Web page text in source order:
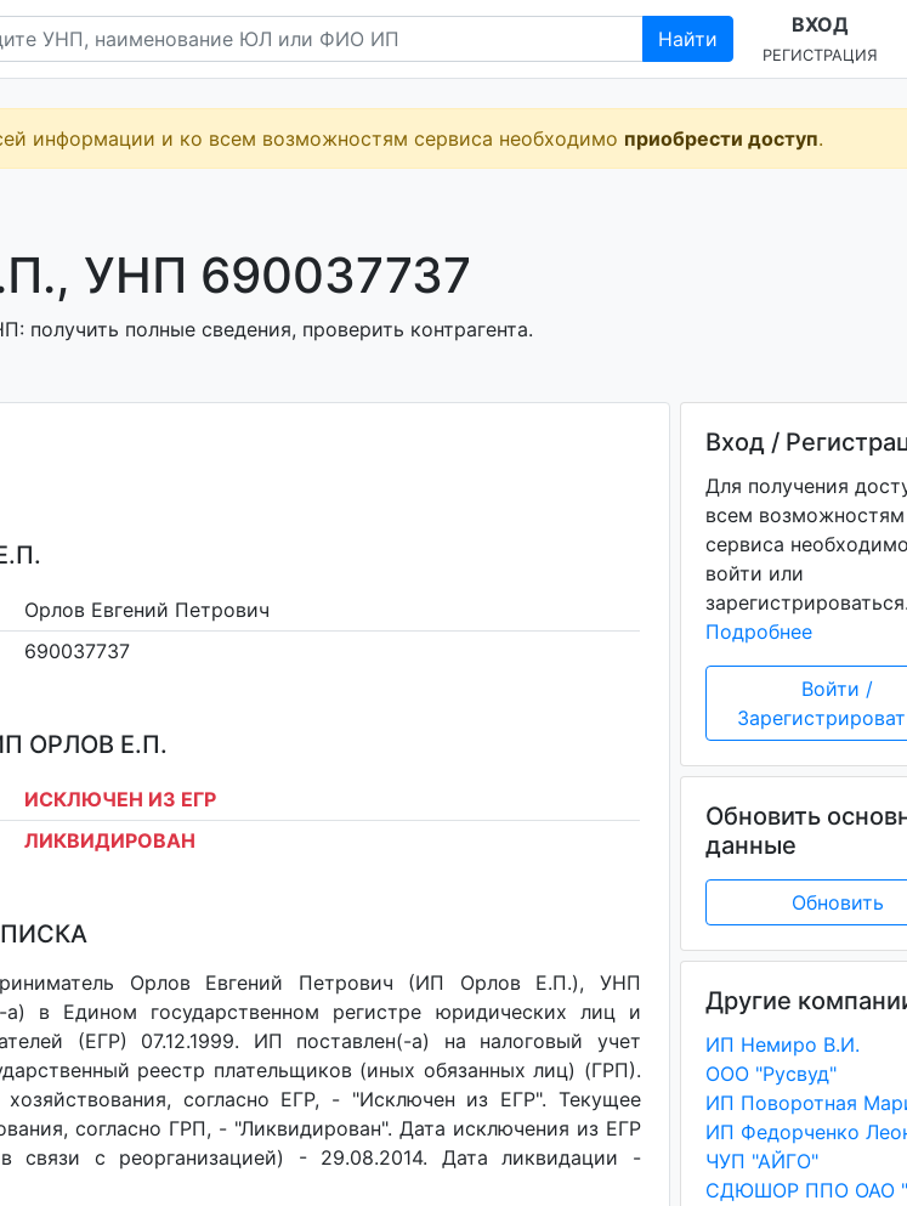
Найти
ВХОД
РЕГИСТРАЦИЯ
информации и ко всем возможностям сервиса необходимо приобрести доступ.
УНП 690037737
получить полные сведения, проверить контрагента.
Орлов Евгений Петрович
690037737
ОРЛОВ Е.П.
ИСКЛЮЧЕН ИЗ ЕГР
ЛИКВИДИРОВАН
Орлов Евгений Петрович (ИП Орлов Е.П.), УНП
а) в Едином государственном регистре юридических лиц и
(ЕГР) 07.12.1999. ИП поставлен(-a) на налоговый учет
реестр плательщиков (иных обязанных лиц) (ГРП).
хозяйствования, согласно ЕГР, - "Исключен из ЕГР". Текущее
согласно ГРП, - "Ликвидирован". Дата исключения из ЕГР
в связи с реорганизацией) - 29.08.2014. Дата ликвидации -
Вход /
Для получения
всем возможностям
сервиса
войти или
Подробнее
Войти /
Обновить
данные
Обновить
Другие
ИП Немиро В.И.
ООО "Русвуд"
ЧУП "АЙГО"